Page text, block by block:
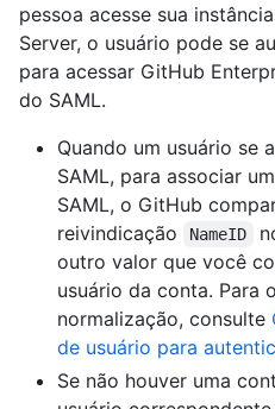
pessoa acesse sua
Server, o usuário pode se
para acessar GitHub
do SAML.
Quando um usuário se
SAML, para associar
SAML, o GitHub
reivindicação
NameID
outro valor que você
usuário da conta. Para
normalização, consulte
de usuário para
Se não houver uma